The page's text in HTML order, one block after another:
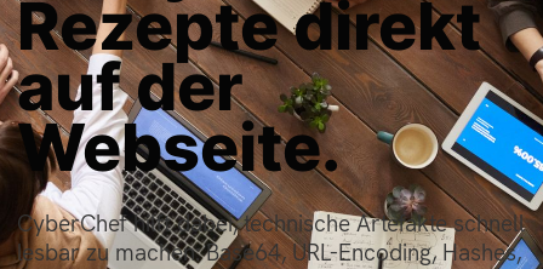
Rezepte direkt
auf der
Webseite.
CyberChef hilft dabei, technische Artefakte schnell
lesbar zu machen: Base64, URL-Encoding, Hashes,